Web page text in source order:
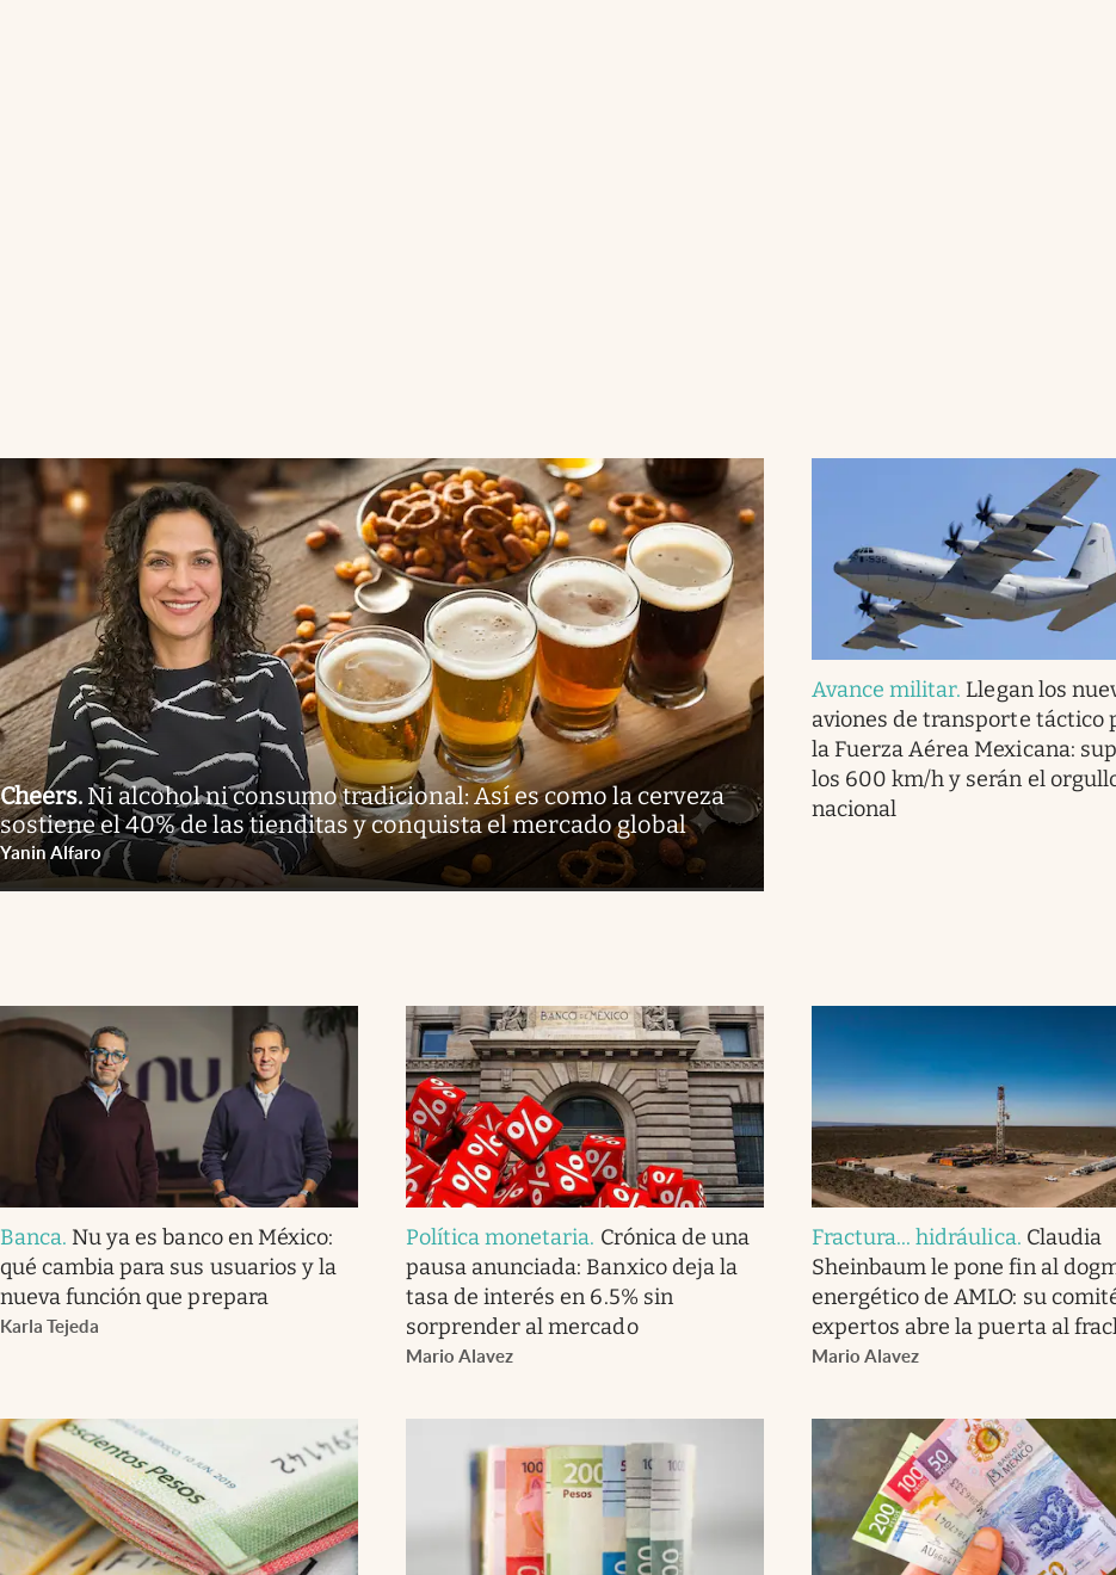
Cheers. Ni alcohol ni consumo tradicional: Así es como la cerveza
sostiene el 40% de las tienditas y conquista el mercado global
Yanin Alfaro
Avance militar. Llegan los
aviones de transporte táctico
la Fuerza Aérea Mexicana:
los 600 km/h y serán el
nacional
Banca. Nu ya es banco en México:
qué cambia para sus usuarios y la
nueva función que prepara
Karla Tejeda
Política monetaria. Crónica de una
pausa anunciada: Banxico deja la
tasa de interés en 6.5% sin
sorprender al mercado
Mario Alavez
Fractura... hidráulica. Claudia
Sheinbaum le pone fin al
energético de AMLO: su
expertos abre la puerta al
Mario Alavez